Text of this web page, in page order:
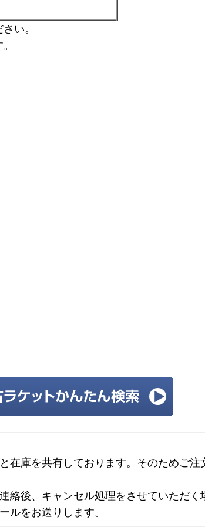
い。
在庫を共有しております。そのためご
後、キャンセル処理をさせていただく
ルをお送りします。